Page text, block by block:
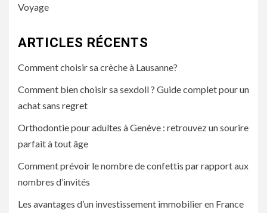
Voyage
ARTICLES RÉCENTS
Comment choisir sa crèche à Lausanne?
Comment bien choisir sa sexdoll ? Guide complet pour un
achat sans regret
Orthodontie pour adultes à Genève : retrouvez un sourire
parfait à tout âge
Comment prévoir le nombre de confettis par rapport aux
nombres d’invités
Les avantages d’un investissement immobilier en France